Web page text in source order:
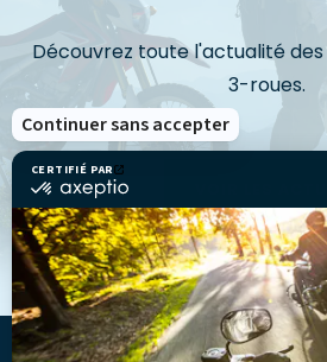
CERTIFIÉ PAR
certifié
Axeptio
-
En
savoir
plus
sur
Axeptio
Continuer sans accepter
Découvrez toute l'actualité
3-roues.
LA MUTUELLE